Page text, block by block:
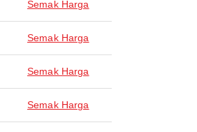
Semak Harga
Semak Harga
Semak Harga
Semak Harga